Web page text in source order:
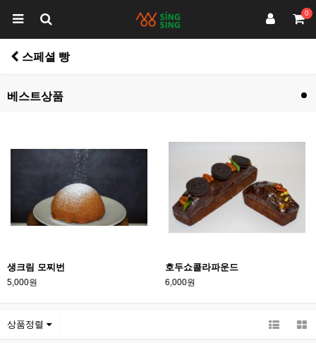
0
스페셜 빵
베스트상품
생크림 모찌번
5,000원
호두쇼콜라파운드
6,000원
상품정렬